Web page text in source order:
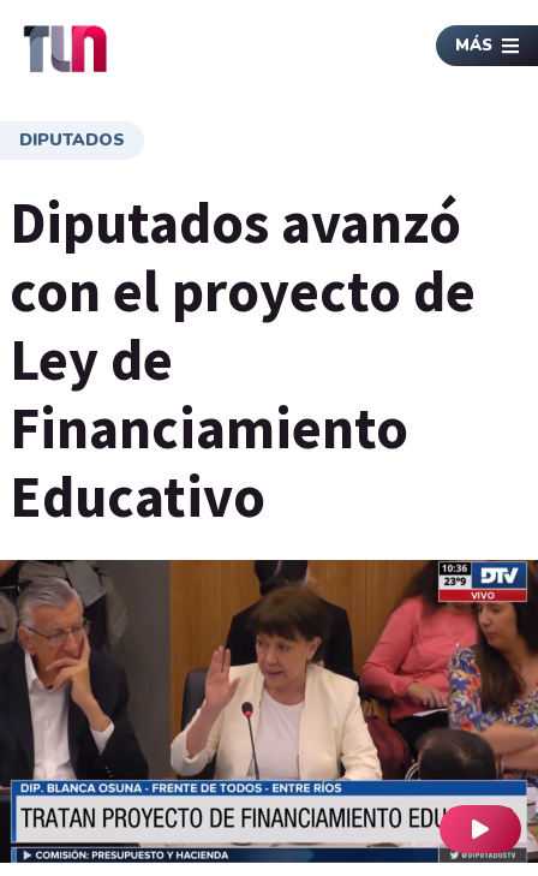
MÁS
DIPUTADOS
Diputados avanzó
con el proyecto de
Ley de
Financiamiento
Educativo